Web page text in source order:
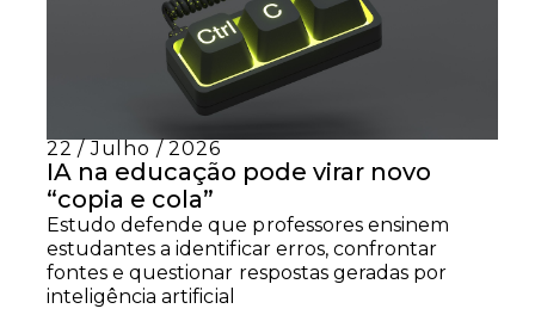
22 / Julho / 2026
IA na educação pode virar novo
“copia e cola”
Estudo defende que professores ensinem
estudantes a identificar erros, confrontar
fontes e questionar respostas geradas por
inteligência artificial